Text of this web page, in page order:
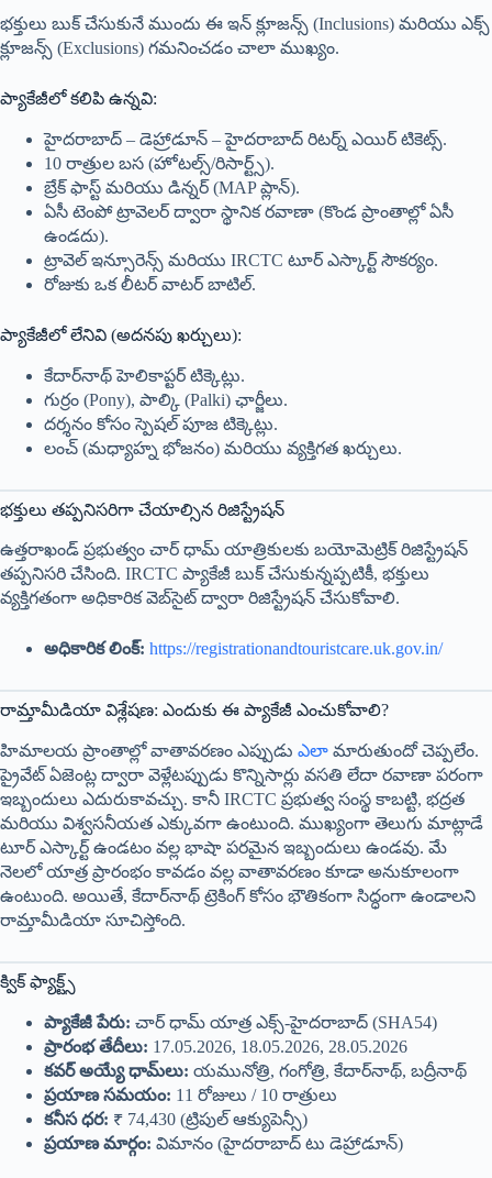
భక్తులు బుక్ చేసుకునే ముందు ఈ ఇన్ క్లూజన్స్ (Inclusions) మరియు ఎక్స్
క్లూజన్స్ (Exclusions) గమనించడం చాలా ముఖ్యం.
ప్యాకేజీలో కలిపి ఉన్నవి:
హైదరాబాద్ – డెహ్రాడూన్ – హైదరాబాద్ రిటర్న్ ఎయిర్ టికెట్స్.
10 రాత్రుల బస (హోటల్స్/రిసార్ట్స్).
బ్రేక్ ఫాస్ట్ మరియు డిన్నర్ (MAP ప్లాన్).
ఏసీ టెంపో ట్రావెలర్ ద్వారా స్థానిక రవాణా (కొండ ప్రాంతాల్లో ఏసీ
ఉండదు).
ట్రావెల్ ఇన్సూరెన్స్ మరియు IRCTC టూర్ ఎస్కార్ట్ సౌకర్యం.
రోజుకు ఒక లీటర్ వాటర్ బాటిల్.
ప్యాకేజీలో లేనివి (అదనపు ఖర్చులు):
కేదార్‌నాథ్ హెలికాప్టర్ టిక్కెట్లు.
గుర్రం (Pony), పాల్కి (Palki) ఛార్జీలు.
దర్శనం కోసం స్పెషల్ పూజ టిక్కెట్లు.
లంచ్ (మధ్యాహ్న భోజనం) మరియు వ్యక్తిగత ఖర్చులు.
భక్తులు తప్పనిసరిగా చేయాల్సిన రిజిస్ట్రేషన్
ఉత్తరాఖండ్ ప్రభుత్వం చార్ ధామ్ యాత్రికులకు బయోమెట్రిక్ రిజిస్ట్రేషన్
తప్పనిసరి చేసింది. IRCTC ప్యాకేజీ బుక్ చేసుకున్నప్పటికీ, భక్తులు
వ్యక్తిగతంగా అధికారిక వెబ్‌సైట్ ద్వారా రిజిస్ట్రేషన్ చేసుకోవాలి.
అధికారిక లింక్: https://registrationandtouristcare.uk.gov.in/
రామ్తామీడియా విశ్లేషణ: ఎందుకు ఈ ప్యాకేజీ ఎంచుకోవాలి?
హిమాలయ ప్రాంతాల్లో వాతావరణం ఎప్పుడు ఎలా మారుతుందో చెప్పలేం.
ప్రైవేట్ ఏజెంట్ల ద్వారా వెళ్లేటప్పుడు కొన్నిసార్లు వసతి లేదా రవాణా పరంగా
ఇబ్బందులు ఎదురుకావచ్చు. కానీ IRCTC ప్రభుత్వ సంస్థ కాబట్టి, భద్రత
మరియు విశ్వసనీయత ఎక్కువగా ఉంటుంది. ముఖ్యంగా తెలుగు మాట్లాడే
టూర్ ఎస్కార్ట్ ఉండటం వల్ల భాషా పరమైన ఇబ్బందులు ఉండవు. మే
నెలలో యాత్ర ప్రారంభం కావడం వల్ల వాతావరణం కూడా అనుకూలంగా
ఉంటుంది. అయితే, కేదార్‌నాథ్ ట్రెకింగ్ కోసం భౌతికంగా సిద్ధంగా ఉండాలని
రామ్తామీడియా సూచిస్తోంది.
క్విక్ ఫ్యాక్ట్స్
ప్యాకేజీ పేరు: చార్ ధామ్ యాత్ర ఎక్స్-హైదరాబాద్ (SHA54)
ప్రారంభ తేదీలు: 17.05.2026, 18.05.2026, 28.05.2026
కవర్ అయ్యే ధామ్‌లు: యమునోత్రి, గంగోత్రి, కేదార్‌నాథ్, బద్రీనాథ్
ప్రయాణ సమయం: 11 రోజులు / 10 రాత్రులు
కనీస ధర: ₹ 74,430 (ట్రిపుల్ ఆక్యుపెన్సీ)
ప్రయాణ మార్గం: విమానం (హైదరాబాద్ టు డెహ్రాడూన్)